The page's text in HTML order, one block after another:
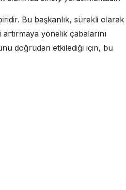
Bu başkanlık, sürekli olarak
yönelik çabalarını
doğrudan etkilediği için, bu